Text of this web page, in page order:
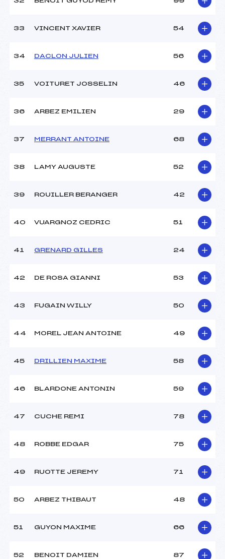
33 VINCENT XAVIER 54
34 DACLON JULIEN 56
35 VOITURET JOSSELIN 46
36 ARBEZ EMILIEN 29
37 MERRANT ANTOINE 68
38 LAMY AUGUSTE 52
39 ROUILLER BERANGER 42
40 VUARGNOZ CEDRIC 51
41 GRENARD GILLES 24
42 DE ROSA GIANNI 53
43 FUGAIN WILLY 50
44 MOREL JEAN ANTOINE 49
45 DRILLIEN MAXIME 58
46 BLARDONE ANTONIN 59
47 CUCHE REMI 78
48 ROBBE EDGAR 75
49 RUOTTE JEREMY 71
50 ARBEZ THIBAUT 48
51 GUYON MAXIME 66
52 BENOIT DAMIEN 87